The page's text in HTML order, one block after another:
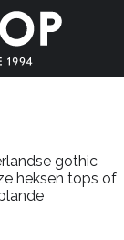
gothic
heksen tops of